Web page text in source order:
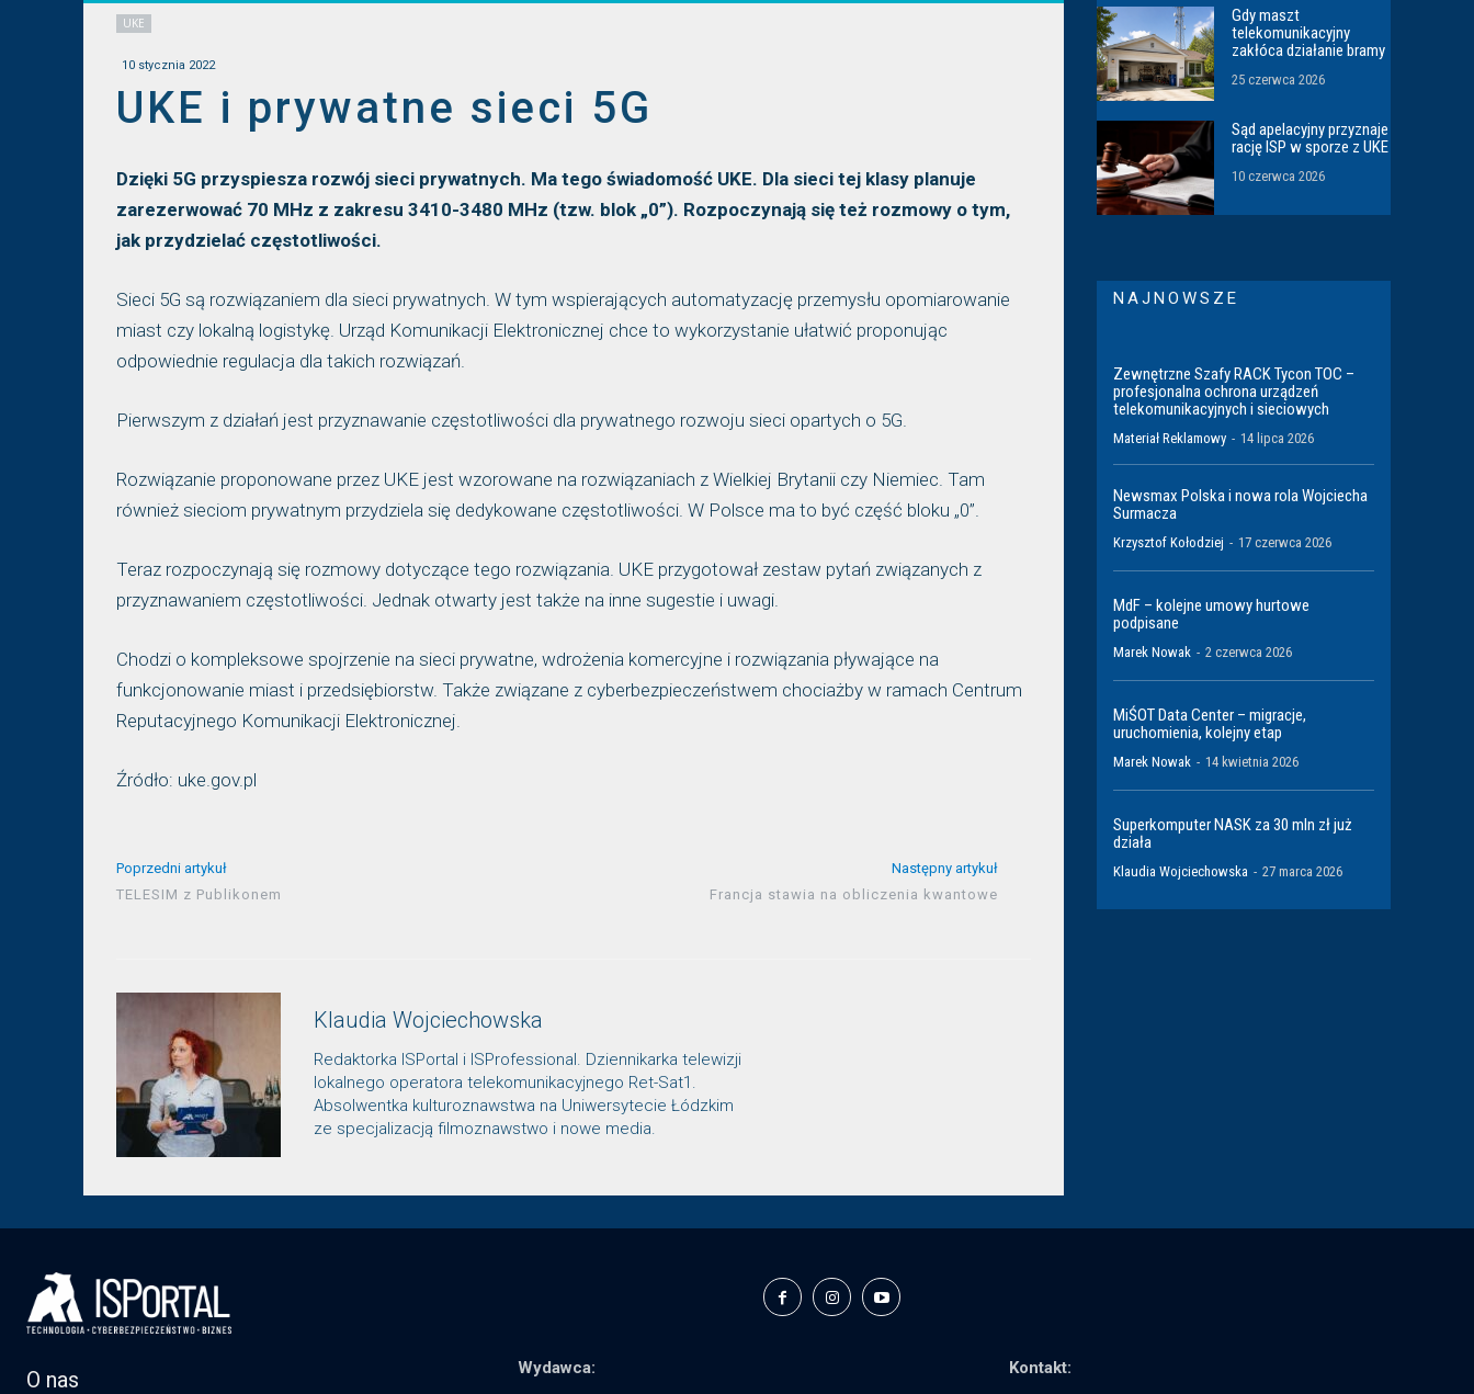
UKE
10 stycznia 2022
UKE i prywatne sieci 5G
Dzięki 5G przyspiesza rozwój sieci prywatnych. Ma tego świadomość UKE. Dla sieci tej klasy planuje
zarezerwować 70 MHz z zakresu 3410-3480 MHz (tzw. blok „0”). Rozpoczynają się też rozmowy o tym,
jak przydzielać częstotliwości.
Sieci 5G są rozwiązaniem dla sieci prywatnych. W tym wspierających automatyzację przemysłu opomiarowanie
miast czy lokalną logistykę. Urząd Komunikacji Elektronicznej chce to wykorzystanie ułatwić proponując
odpowiednie regulacja dla takich rozwiązań.
Pierwszym z działań jest przyznawanie częstotliwości dla prywatnego rozwoju sieci opartych o 5G.
Rozwiązanie proponowane przez UKE jest wzorowane na rozwiązaniach z Wielkiej Brytanii czy Niemiec. Tam
również sieciom prywatnym przydziela się dedykowane częstotliwości. W Polsce ma to być część bloku „0”.
Teraz rozpoczynają się rozmowy dotyczące tego rozwiązania. UKE przygotował zestaw pytań związanych z
przyznawaniem częstotliwości. Jednak otwarty jest także na inne sugestie i uwagi.
Chodzi o kompleksowe spojrzenie na sieci prywatne, wdrożenia komercyjne i rozwiązania pływające na
funkcjonowanie miast i przedsiębiorstw. Także związane z cyberbezpieczeństwem chociażby w ramach Centrum
Reputacyjnego Komunikacji Elektronicznej.
Źródło: uke.gov.pl
Poprzedni artykuł
TELESIM z Publikonem
Następny artykuł
Francja stawia na obliczenia kwantowe
Klaudia Wojciechowska
Redaktorka ISPortal i ISProfessional. Dziennikarka telewizji
lokalnego operatora telekomunikacyjnego Ret-Sat1.
Absolwentka kulturoznawstwa na Uniwersytecie Łódzkim
ze specjalizacją filmoznawstwo i nowe media.
Gdy maszt
telekomunikacyjny
zakłóca działanie bramy
25 czerwca 2026
Sąd apelacyjny przyznaje
rację ISP w sporze z UKE
10 czerwca 2026
NAJNOWSZE
Zewnętrzne Szafy RACK Tycon TOC –
profesjonalna ochrona urządzeń
telekomunikacyjnych i sieciowych
Materiał Reklamowy - 14 lipca 2026
Newsmax Polska i nowa rola Wojciecha
Surmacza
Krzysztof Kołodziej - 17 czerwca 2026
MdF – kolejne umowy hurtowe
podpisane
Marek Nowak - 2 czerwca 2026
MiŚOT Data Center – migracje,
uruchomienia, kolejny etap
Marek Nowak - 14 kwietnia 2026
Superkomputer NASK za 30 mln zł już
działa
Klaudia Wojciechowska - 27 marca 2026
O nas Wydawca: Kontakt: